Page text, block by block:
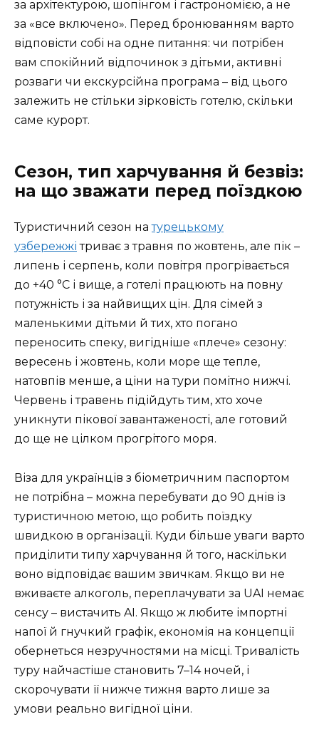
за архітектурою, шопінгом і гастрономією, а не
за «все включено». Перед бронюванням варто
відповісти собі на одне питання: чи потрібен
вам спокійний відпочинок з дітьми, активні
розваги чи екскурсійна програма – від цього
залежить не стільки зірковість готелю, скільки
саме курорт.
Сезон, тип харчування й безвіз:
на що зважати перед поїздкою
Туристичний сезон натурецькому
узбережжі триває з травня по жовтень, але пік –
липень і серпень, коли повітря прогрівається
до +40 °C і вище, а готелі працюють на повну
потужність і за найвищих цін. Для сімей з
маленькими дітьми й тих, хто погано
переносить спеку, вигідніше «плече» сезону:
вересень і жовтень, коли море ще тепле,
натовпів менше, а ціни на тури помітно нижчі.
Червень і травень підійдуть тим, хто хоче
уникнути пікової завантаженості, але готовий
до ще не цілком прогрітого моря.
Віза для українців з біометричним паспортом
не потрібна – можна перебувати до 90 днів із
туристичною метою, що робить поїздку
швидкою в організації. Куди більше уваги варто
приділити типу харчування й того, наскільки
воно відповідає вашим звичкам. Якщо ви не
вживаєте алкоголь, переплачувати за UAI немає
сенсу – вистачить AI. Якщо ж любите імпортні
напої й гнучкий графік, економія на концепції
обернеться незручностями на місці. Тривалість
туру найчастіше становить 7–14 ночей, і
скорочувати її нижче тижня варто лише за
умови реально вигідної ціни.